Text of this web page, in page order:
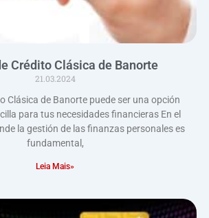
Crédito Clásica de Banorte
21.03.2024
Clásica de Banorte puede ser una opción
para tus necesidades financieras En el
la gestión de las finanzas personales es
fundamental,
Leia Mais»